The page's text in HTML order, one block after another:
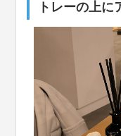
トレーの上に